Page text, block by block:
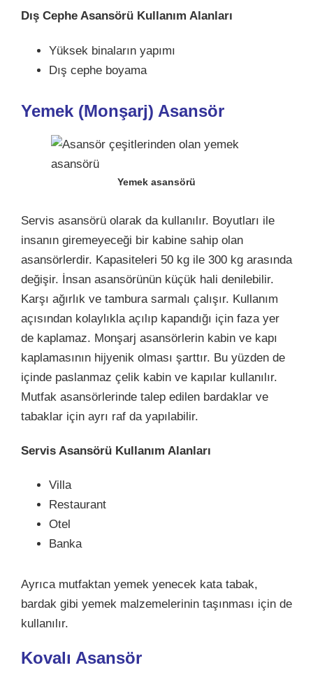
Dış Cephe Asansörü Kullanım Alanları
Yüksek binaların yapımı
Dış cephe boyama
Yemek (Monşarj) Asansör
Yemek asansörü
Servis asansörü olarak da kullanılır. Boyutları ile
insanın giremeyeceği bir kabine sahip olan
asansörlerdir. Kapasiteleri 50 kg ile 300 kg arasında
değişir. İnsan asansörünün küçük hali denilebilir.
Karşı ağırlık ve tambura sarmalı çalışır. Kullanım
açısından kolaylıkla açılıp kapandığı için faza yer
de kaplamaz. Monşarj asansörlerin kabin ve kapı
kaplamasının hijyenik olması şarttır. Bu yüzden de
içinde paslanmaz çelik kabin ve kapılar kullanılır.
Mutfak asansörlerinde talep edilen bardaklar ve
tabaklar için ayrı raf da yapılabilir.
Servis Asansörü Kullanım Alanları
Villa
Restaurant
Otel
Banka
Ayrıca mutfaktan yemek yenecek kata tabak,
bardak gibi yemek malzemelerinin taşınması için de
kullanılır.
Kovalı Asansör